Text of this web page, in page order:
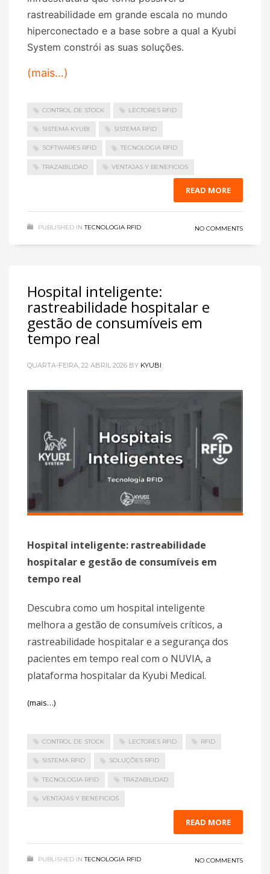
rastreabilidade em grande escala no mundo
hiperconectado e a base sobre a qual a Kyubi
System constrói as suas soluções.
(mais…)
CONTROL DE STOCK LECTORES RFID
SISTEMA KYUBI SISTEMA RFID
SOFTWARES RFID TECNOLOGIA RFID
TRAZABILIDAD VENTAJAS Y BENEFICIOS
READ MORE
PUBLISHED IN TECNOLOGIA RFID NO COMMENTS
Hospital inteligente:
rastreabilidade hospitalar e
gestão de consumíveis em
tempo real
QUARTA-FEIRA, 22 ABRIL 2026 BY KYUBI
Hospital inteligente: rastreabilidade
hospitalar e gestão de consumíveis em
tempo real
Descubra como um hospital inteligente
melhora a gestão de consumíveis críticos, a
rastreabilidade hospitalar e a segurança dos
pacientes em tempo real com o NUVIA, a
plataforma hospitalar da Kyubi Medical.
(mais…)
CONTROL DE STOCK LECTORES RFID RFID
SISTEMA RFID SOLUÇÕES RFID
TECNOLOGIA RFID TRAZABILIDAD
VENTAJAS Y BENEFICIOS
READ MORE
PUBLISHED IN TECNOLOGIA RFID NO COMMENTS